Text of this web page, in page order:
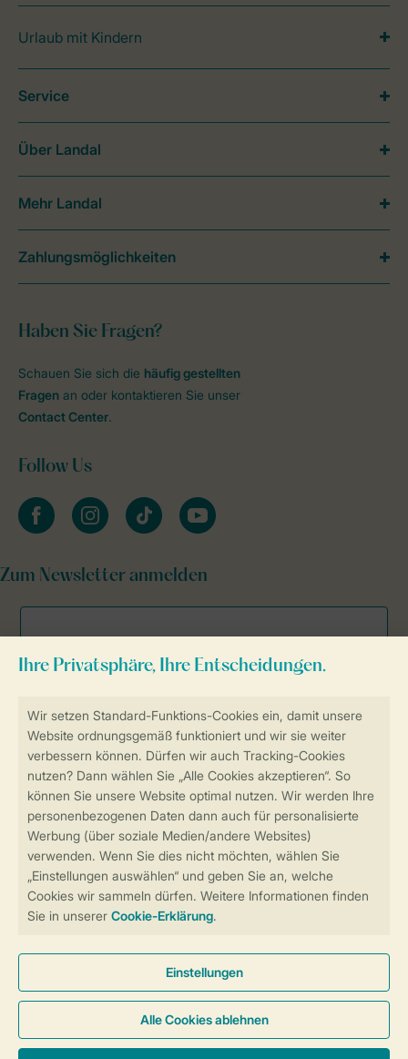
Sicherstellung Deiner Privatsphäre
Weitere Informationen und Einstellungen
Sicher und schnell zur Online-Buchung
Sichere Datenübertragung
Sicheres Bezahlen
Urlaub mit Kindern
Haben Sie Fragen?
Schauen Sie sich die häufig gestellten
Fragen an oder kontaktieren Sie unser
Contact Center.
Follow Us
facebookinstagramtiktok youtube
Zum Newsletter anmelden
Service
Über Landal
Mehr Landal
Zahlungsmöglichkeiten
Allgemeine Bedingungen Impressum
Cookies und Banner
Barrierefreiheit